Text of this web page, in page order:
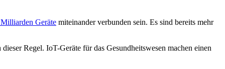
Geräte miteinander verbunden sein. Es sind bereits mehr
Regel. IoT-Geräte für das Gesundheitswesen machen einen